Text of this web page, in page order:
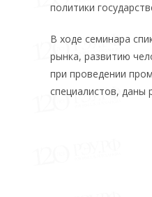
политики
В ходе семинара
рынка, развитию
при проведении
специалистов, даны